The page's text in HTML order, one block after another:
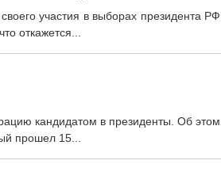
участия в выборах президента РФ
откажется...
кандидатом в президенты. Об этом
прошел 15...